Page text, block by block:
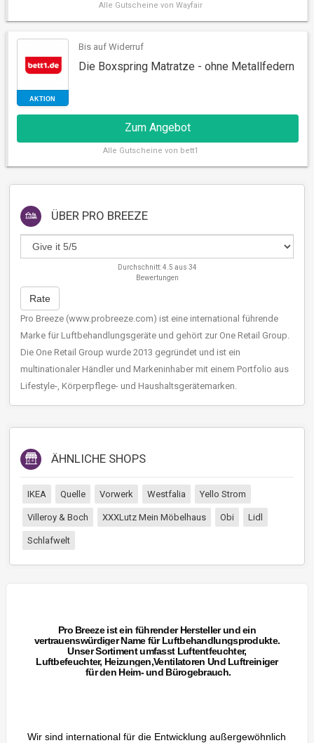
RABATT
Alle Gutscheine von Wayfair
AKTION
Bis auf Widerruf
Die Boxspring Matratze - ohne Metallfedern
Zum Angebot
Alle Gutscheine von bett1
ÜBER PRO BREEZE
Durchschnitt:4.5 aus 34
Bewertungen
Rate
Pro Breeze (www.probreeze.com) ist eine international führende
Marke für Luftbehandlungsgeräte und gehört zur One Retail Group.
Die One Retail Group wurde 2013 gegründet und ist ein
multinationaler Händler und Markeninhaber mit einem Portfolio aus
Lifestyle-, Körperpflege- und Haushaltsgerätemarken.
ÄHNLICHE SHOPS
IKEA Quelle Vorwerk Westfalia Yello Strom
Villeroy & Boch XXXLutz Mein Möbelhaus Obi Lidl
Schlafwelt
Pro Breezeist ein führender Hersteller und ein
vertrauenswürdiger Name für Luftbehandlungsprodukte.
Unser Sortiment umfasst Luftentfeuchter,
Luftbefeuchter, Heizungen,Ventilatoren Und Luftreiniger
für den Heim- und Bürogebrauch.
Wir sind international für die Entwicklung außergewöhnlich